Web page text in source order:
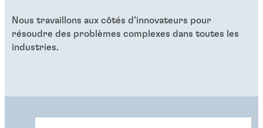
Nous travaillons aux côtés d’innovateurs pour
résoudre des problèmes complexes dans toutes les
industries.